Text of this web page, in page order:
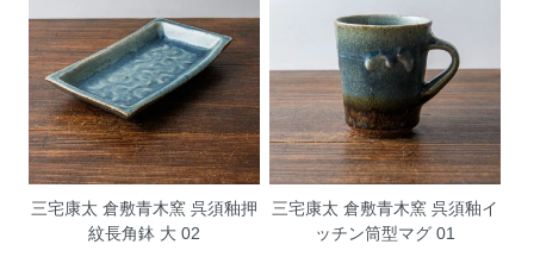
三宅康太 倉敷青木窯 呉須釉押
紋長角鉢 大 02
三宅康太 倉敷青木窯 呉須釉イ
ッチン筒型マグ 01